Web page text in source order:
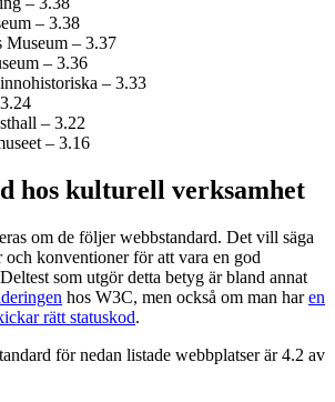
– 3.38
Museum – 3.37
– 3.36
– 3.33
– 3.22
– 3.16
hos kulturell verksamhet
om de följer webbstandard. Det vill säga
och konventioner för att vara en god
som utgör detta betyg är bland annat
hos W3C, men också om man haren
rätt statuskod.
för nedan listade webbplatser är 4.2 av